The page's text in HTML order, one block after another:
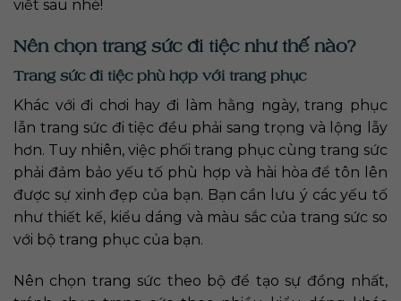
viết sau nhé!
Nên chọn trang sức đi tiệc như thế nào?
Trang sức đi tiệc phù hợp với trang phục
Khác với đi chơi hay đi làm hằng ngày, trang phục
lẫn trang sức đi tiệc đều phải sang trọng và lộng lẫy
hơn. Tuy nhiên, việc phối trang phục cùng trang sức
phải đảm bảo yếu tố phù hợp và hài hòa để tôn lên
được sự xinh đẹp của bạn. Bạn cần lưu ý các yếu tố
như thiết kế, kiểu dáng và màu sắc của trang sức so
với bộ trang phục của bạn.
Nên chọn trang sức theo bộ để tạo sự đồng nhất,